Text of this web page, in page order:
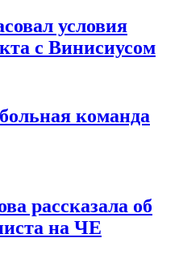
условия
с Винисиусом
команда
рассказала об
на ЧЕ